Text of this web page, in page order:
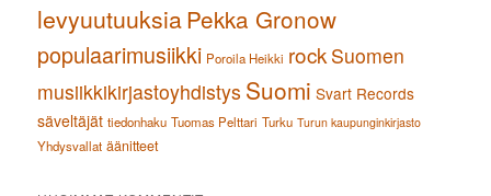
levyuutuuksiaPekka Gronow
populaarimusiikki Poroila Heikki rock Suomen
musiikkikirjastoyhdistys Suomi Svart Records
säveltäjät tiedonhaku Tuomas Pelttari Turku Turun kaupunginkirjasto
Yhdysvallat äänitteet